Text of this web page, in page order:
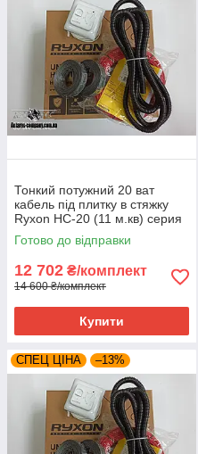
Тонкий потужний 20 ват
кабель під плитку в стяжку
Ryxon HC-20 (11 м.кв) серия
RTC 70.26
Готово до відправки
12 702 ₴/комплект
14 600 ₴/комплект
Купити
СПЕЦ ЦІНА –13%